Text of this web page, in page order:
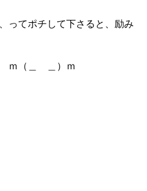
ってポチして下さると、励み
ｍ（＿ ＿）ｍ